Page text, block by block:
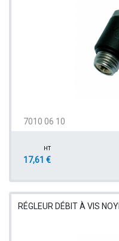
7010 06 10
HT
17,61 €
RÉGLEUR DÉBIT À VIS